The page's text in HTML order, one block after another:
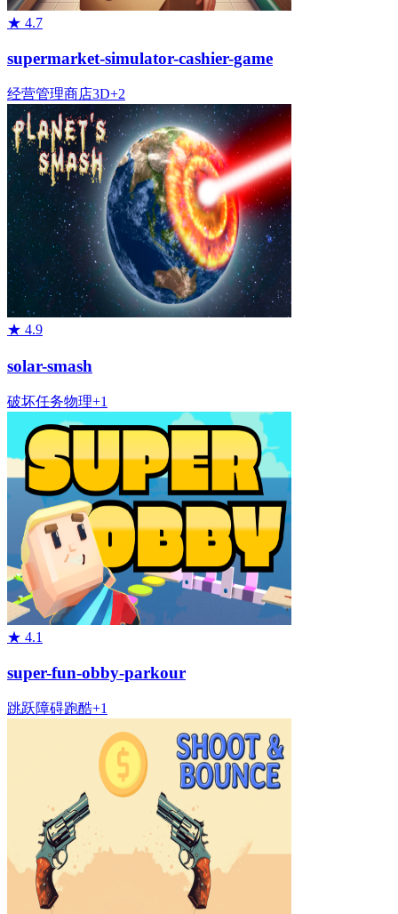
★ 4.7
supermarket-simulator-cashier-game
经营管理商店3D+2
★ 4.9
solar-smash
破坏任务物理+1
★ 4.1
super-fun-obby-parkour
跳跃障碍跑酷+1